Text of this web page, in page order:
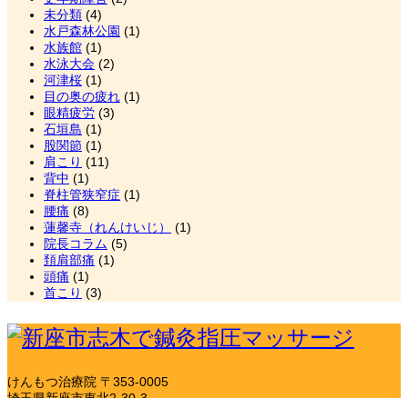
未分類 (4)
水戸森林公園 (1)
水族館 (1)
水泳大会 (2)
河津桜 (1)
目の奥の疲れ (1)
眼精疲労 (3)
石垣島 (1)
股関節 (1)
肩こり (11)
背中 (1)
脊柱管狭窄症 (1)
腰痛 (8)
蓮馨寺（れんけいじ）
(1)
院長コラム (5)
頚肩部痛 (1)
頭痛 (1)
首こり (3)
けんもつ治療院 〒353-0005